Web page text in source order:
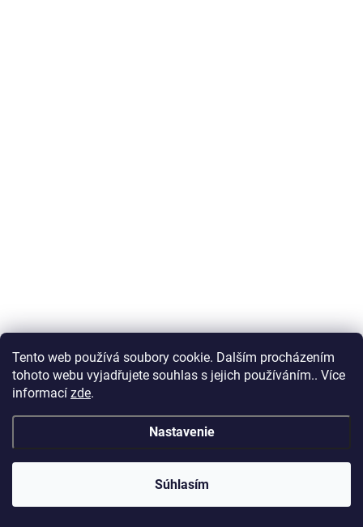
Tento web používá soubory cookie. Dalším procházením
tohoto webu vyjadřujete souhlas s jejich používáním.. Více
informací zde.
Nastavenie
Súhlasím